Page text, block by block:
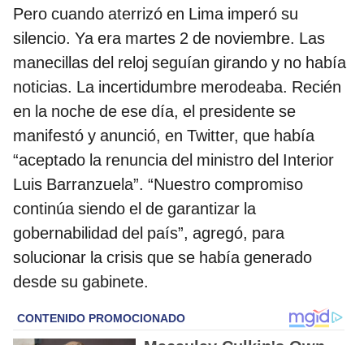
Pero cuando aterrizó en Lima imperó su
silencio. Ya era martes 2 de noviembre. Las
manecillas del reloj seguían girando y no había
noticias. La incertidumbre merodeaba. Recién
en la noche de ese día, el presidente se
manifestó y anunció, en Twitter, que había
“aceptado la renuncia del ministro del Interior
Luis Barranzuela”. “Nuestro compromiso
continúa siendo el de garantizar la
gobernabilidad del país”, agregó, para
solucionar la crisis que se había generado
desde su gabinete.